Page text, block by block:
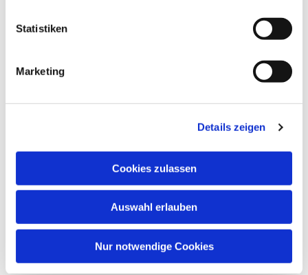
Statistiken
Marketing
Details zeigen
Cookies zulassen
Auswahl erlauben
Nur notwendige Cookies